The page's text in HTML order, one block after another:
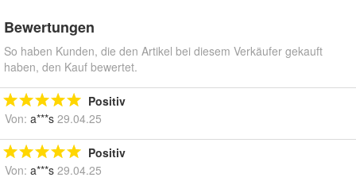
Bewertungen
So haben Kunden, die den Artikel bei diesem Verkäufer gekauft
haben, den Kauf bewertet.
Positiv
Von: a***s 29.04.25
Positiv
Von: a***s 29.04.25